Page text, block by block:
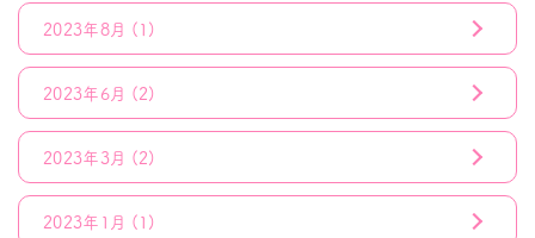
2023年8月 (1)
2023年6月 (2)
2023年3月 (2)
2023年1月 (1)